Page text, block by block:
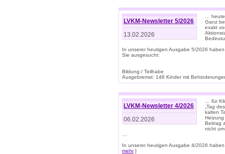
LVKM-Newsletter 5/2026
13.02.2026
…
Ganz
exakt
In unserer heutigen Ausgabe 5/2026
Sie ausgesucht:
Bildung / Teilhabe
Ausgebremst: 146 Kinder mit
LVKM-Newsletter 4/2026
06.02.2026
… für
„Tag
kalten
Beitrag
nicht
In unserer heutigen Ausgabe 4/2026
mehr]